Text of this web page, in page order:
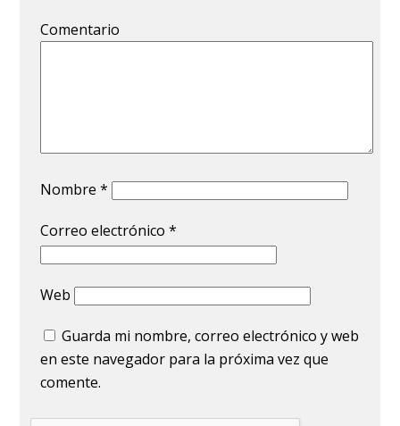
Comentario
Nombre*
Correo electrónico*
Web
Guarda mi nombre, correo electrónico y web
en este navegador para la próxima vez que
comente.